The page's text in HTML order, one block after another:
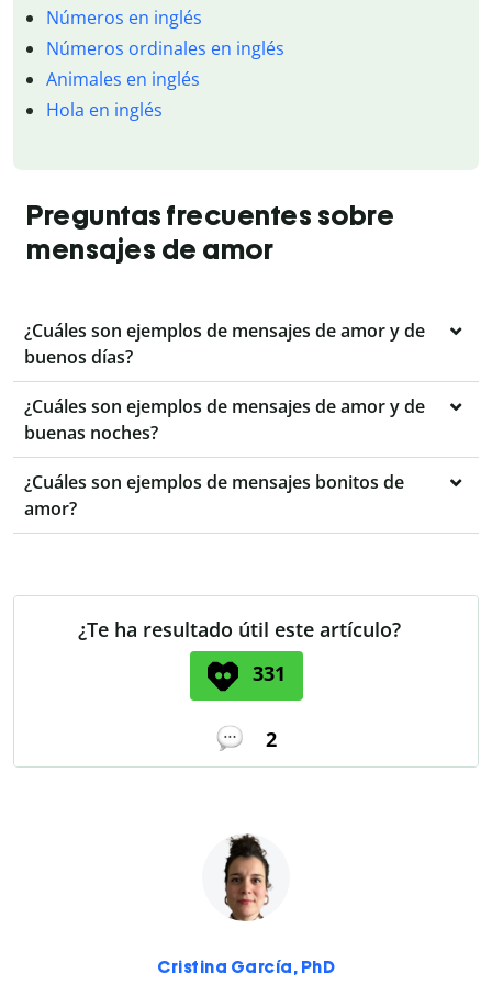
Números en inglés
Números ordinales en inglés
Animales en inglés
Hola en inglés
Preguntas frecuentes sobre
mensajes de amor
¿Cuáles son ejemplos de mensajes de amor y de
buenos días?
¿Cuáles son ejemplos de mensajes de amor y de
buenas noches?
¿Cuáles son ejemplos de mensajes bonitos de
amor?
¿Te ha resultado útil este artículo?
331
2
Cristina García, PhD